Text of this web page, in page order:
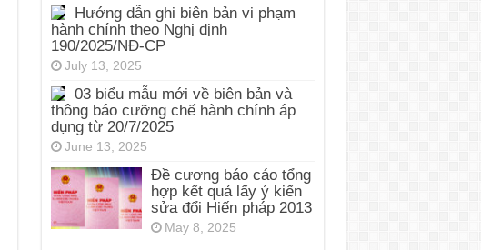
Hướng dẫn ghi biên bản vi phạm
hành chính theo Nghị định
190/2025/NĐ-CP
July 13, 2025
03 biểu mẫu mới về biên bản và
thông báo cưỡng chế hành chính áp
dụng từ 20/7/2025
June 13, 2025
Đề cương báo cáo tổng
hợp kết quả lấy ý kiến
sửa đổi Hiến pháp 2013
May 8, 2025